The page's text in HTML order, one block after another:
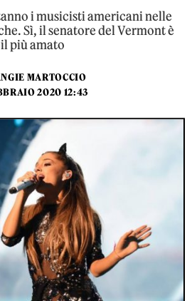
i musicisti americani nelle
Sì, il senatore del Vermont è
il più amato
MARTOCCIO
2020 12:43